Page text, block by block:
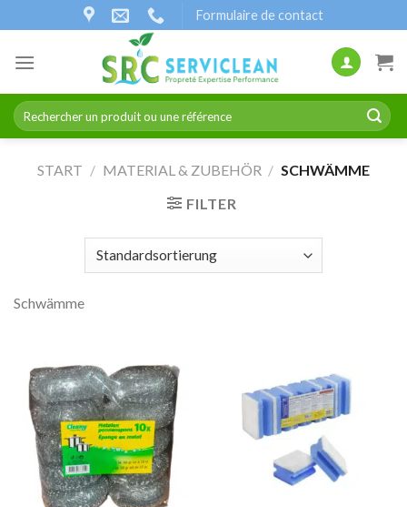
Inhalt
springen
Formulaire de contact
Suchen
nach:
START / MATERIAL & ZUBEHÖR / SCHWÄMME
FILTER
Schwämme